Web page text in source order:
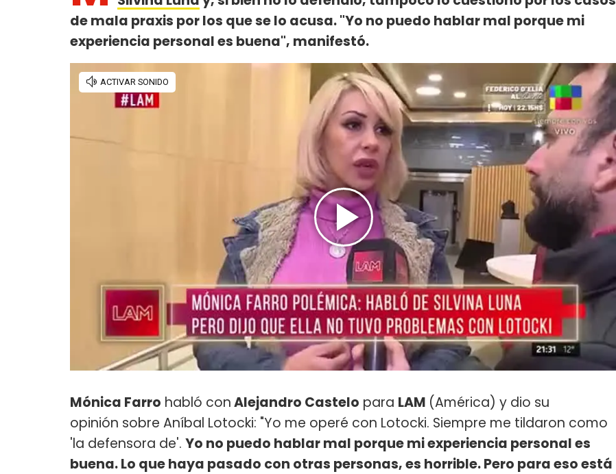
de mala praxis por los que se lo acusa. "Yo no puedo hablar mal porque mi
experiencia personal es buena", manifestó.
Mónica Farro habló conAlejandro Castelo para LAM (América) y dio su
opinión sobre Aníbal Lotocki: "Yo me operé con Lotocki. Siempre me tildaron como
'la defensora de'. Yo no puedo hablar mal porque mi experiencia personal es
buena. Lo que haya pasado con otras personas, es horrible. Pero para eso está